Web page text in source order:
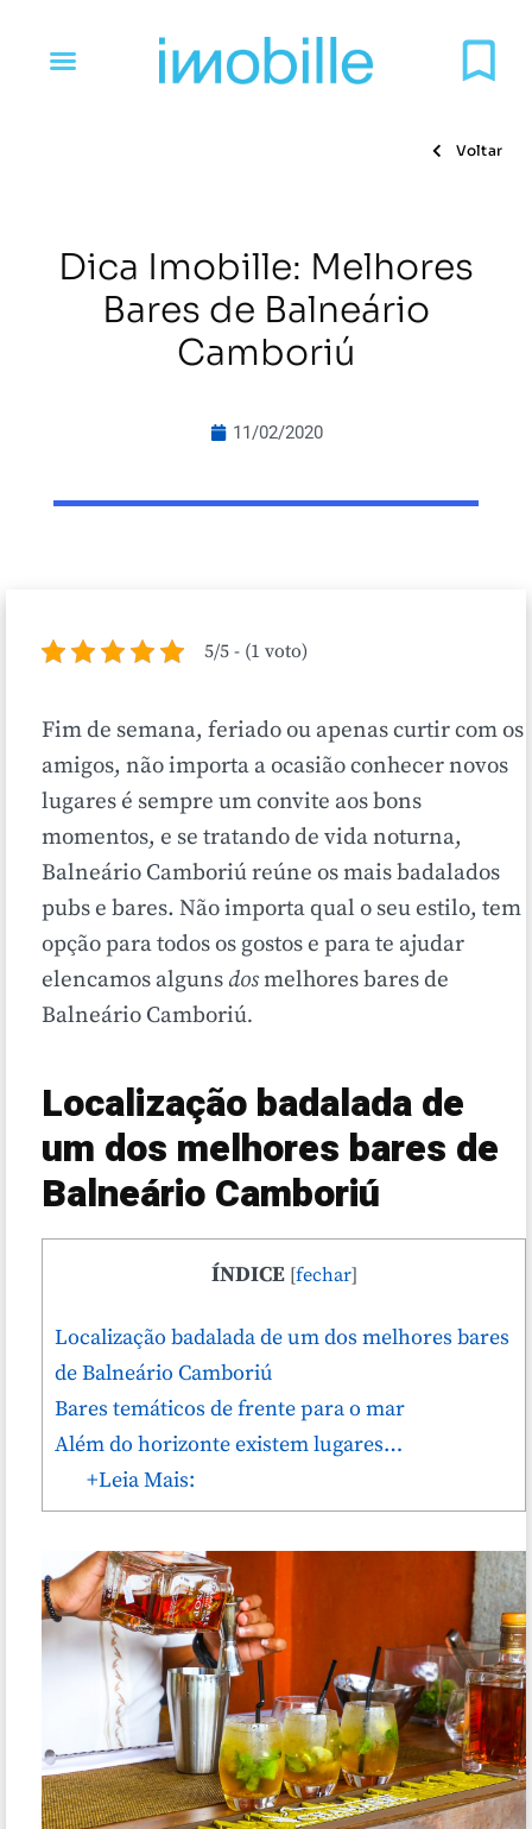
Voltar
Dica Imobille: Melhores
Bares de Balneário
Camboriú
11/02/2020
5/5 - (1 voto)
Fim de semana, feriado ou apenas curtir com os
amigos, não importa a ocasião conhecer novos
lugares é sempre um convite aos bons
momentos, e se tratando de vida noturna,
Balneário Camboriú reúne os mais badalados
pubs e bares. Não importa qual o seu estilo, tem
opção para todos os gostos e para te ajudar
elencamos alguns dosmelhores bares de
Balneário Camboriú.
Localização badalada de
um dos melhores bares de
Balneário Camboriú
ÍNDICE [fechar]
Localização badalada de um dos melhores bares
de Balneário Camboriú
Bares temáticos de frente para o mar
Além do horizonte existem lugares…
+Leia Mais: